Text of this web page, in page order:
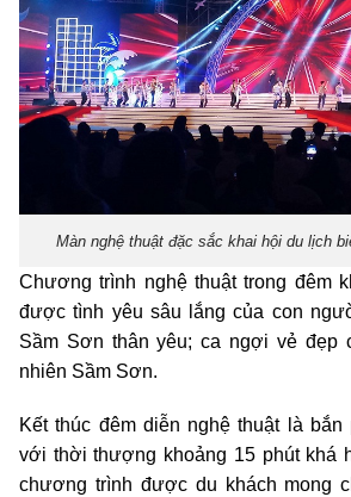
Màn nghệ thuật đặc sắc khai hội du lịch
Chương trình nghệ thuật trong đêm
được tình yêu sâu lắng của con
Sầm Sơn thân yêu; ca ngợi vẻ đẹp
nhiên Sầm Sơn.
Kết thúc đêm diễn nghệ thuật là bắn
với thời thượng khoảng 15 phút khá
chương trình được du khách mong